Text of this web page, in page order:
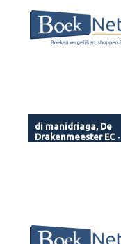
di manidriaga, De
Drakenmeester EC -